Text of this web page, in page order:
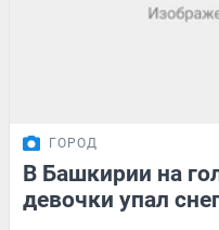
ГОРОД
В Башкирии на
девочки упал